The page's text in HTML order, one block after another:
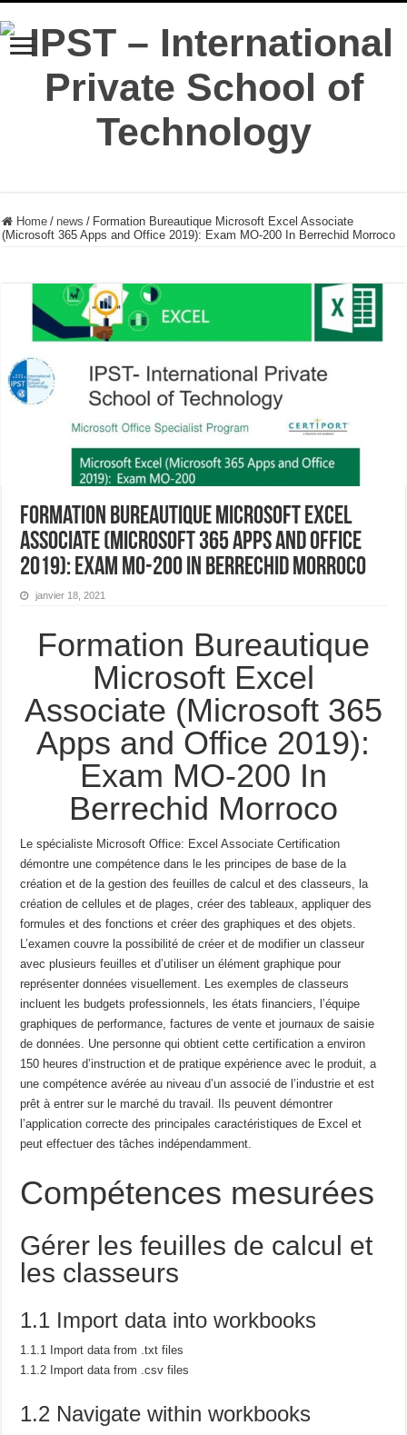
Home / news / Formation Bureautique Microsoft Excel Associate
(Microsoft 365 Apps and Office 2019): Exam MO-200 In Berrechid Morroco
Formation Bureautique Microsoft Excel
Associate (Microsoft 365 Apps and Office
2019): Exam MO-200 In Berrechid Morroco
janvier 18, 2021
Formation Bureautique
Microsoft Excel
Associate (Microsoft 365
Apps and Office 2019):
Exam MO-200 In
Berrechid Morroco
Le spécialiste Microsoft Office: Excel Associate Certification
démontre une compétence dans le les principes de base de la
création et de la gestion des feuilles de calcul et des classeurs, la
création de cellules et de plages,
créer des tableaux, appliquer des
formules et des fonctions et créer des graphiques et des objets.
L’examen couvre la possibilité de créer et de modifier un classeur
avec plusieurs feuilles et d’utiliser un élément graphique pour
représenter données visuellement.
Les exemples de classeurs
incluent les budgets professionnels, les états financiers, l’équipe
graphiques de performance, factures de vente et journaux de saisie
de données.
Une personne qui obtient cette certification a environ
150 heures d’instruction et de pratique expérience avec le produit, a
une compétence avérée au niveau d’un associé de l’industrie et est
prêt à entrer sur le marché du travail.
Ils peuvent démontrer
l’application correcte des principales caractéristiques de Excel et
peut effectuer des tâches indépendamment.
Compétences mesurées
Gérer les feuilles de calcul et
les classeurs
1.1 Import data into workbooks
1.1.1 Import data from .txt files
1.1.2 Import data from .csv files
1.2 Navigate within workbooks